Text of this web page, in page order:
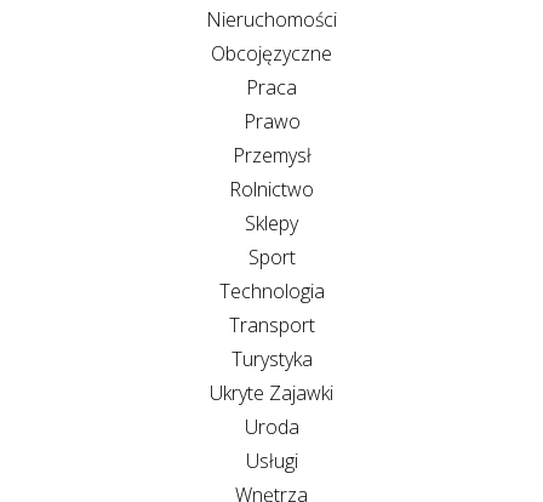
Nieruchomości
Obcojęzyczne
Praca
Prawo
Przemysł
Rolnictwo
Sklepy
Sport
Technologia
Transport
Turystyka
Ukryte Zajawki
Uroda
Usługi
Wnętrza